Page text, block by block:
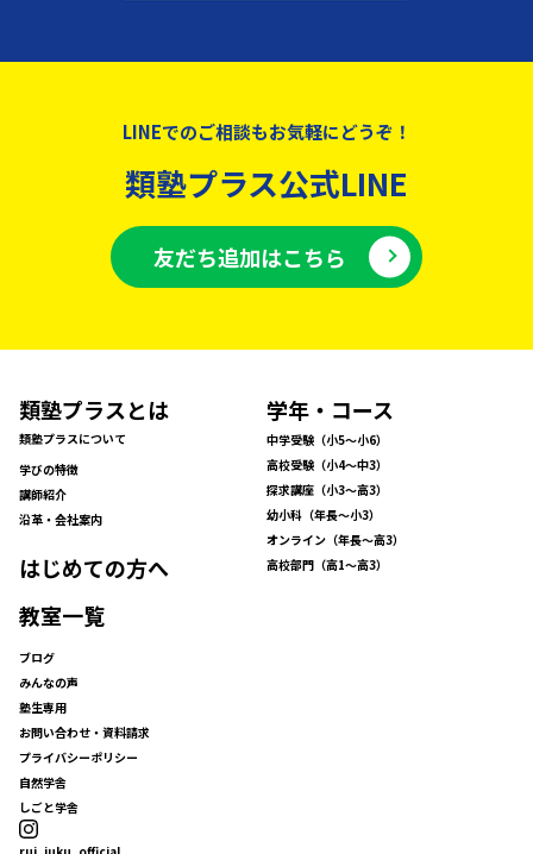
LINEでのご相談もお気軽にどうぞ！
類塾プラス公式LINE
友だち追加はこちら
類塾プラスとは
類塾プラスについて
学びの特徴
講師紹介
沿革・会社案内
はじめての方へ
教室一覧
学年・コース
中学受験（小5〜小6）
高校受験（小4〜中3）
探求講座（小3〜高3）
幼小科（年長〜小3）
オンライン（年長〜高3）
高校部門（高1〜高3）
ブログ
みんなの声
塾生専用
お問い合わせ・資料請求
プライバシーポリシー
自然学舎
しごと学舎